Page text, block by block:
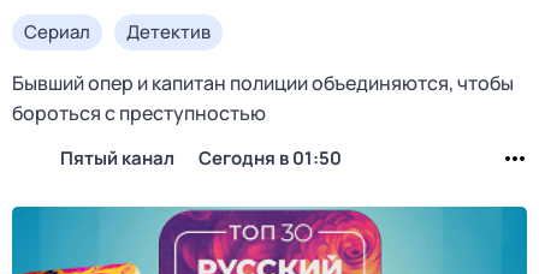
Сериал Детектив
Бывший опер и капитан полиции объединяются, чтобы
бороться с преступностью
Пятый канал Сегодня в 01:50